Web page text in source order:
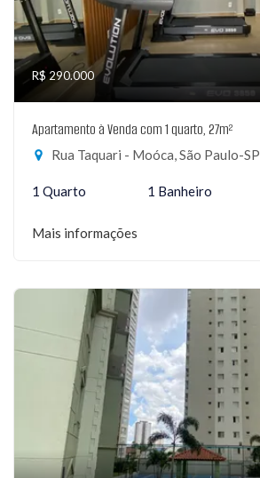
R$ 290.000
Apartamento à Venda com 1 quarto, 27m²
Rua Taquari - Moóca, São Paulo-SP
1 Quarto 1 Banheiro
Mais informações